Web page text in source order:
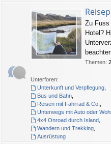
Zu Fuss
Hotel?
Themen:
Unterforen:
Unterkunft und Verpflegung,
Bus und Bahn,
Reisen mit Fahrrad & Co.
Unterwegs mit Auto oder
4x4 Onroad durch Island,
Wandern und Trekking,
Ausrüstung